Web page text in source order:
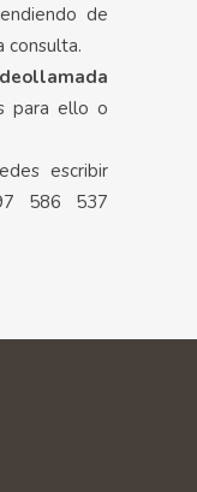
de
consulta.
para ello o
escribir
586 537